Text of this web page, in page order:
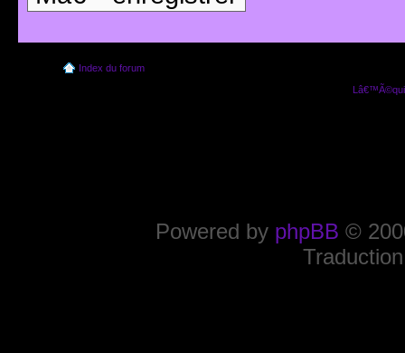
Index du forum
Powered by phpBB ©